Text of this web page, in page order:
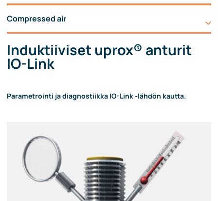
Compressed air
Induktiiviset uprox® anturit
IO-Link
Parametrointi ja diagnostiikka IO-Link -lähdön kautta.